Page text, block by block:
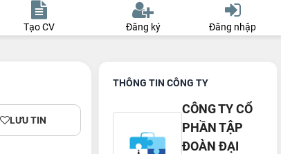
Tạo CV Đăng ký Đăng nhập
LƯU TIN
THÔNG TIN CÔNG TY
CÔNG TY CỔ
PHẦN TẬP
ĐOÀN ĐẠI